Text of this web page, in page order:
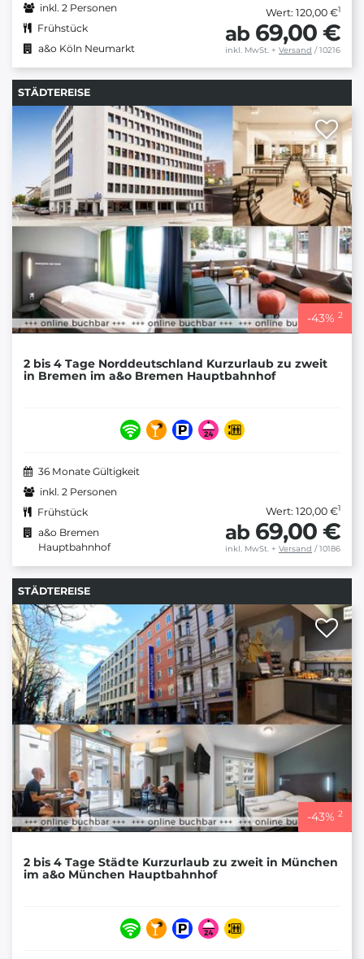
inkl. 2 Personen
Frühstück
a&o Köln Neumarkt
Wert: 120,00 €1
ab 69,00 €
inkl. MwSt. + Versand / 10216
STÄDTEREISE
-43% 2
2 bis 4 Tage Norddeutschland Kurzurlaub zu zweit
in Bremen im a&o Bremen Hauptbahnhof
36 Monate Gültigkeit
inkl. 2 Personen
Frühstück
a&o Bremen
Hauptbahnhof
Wert: 120,00 €1
ab 69,00 €
inkl. MwSt. + Versand / 10186
STÄDTEREISE
-43% 2
2 bis 4 Tage Städte Kurzurlaub zu zweit in München
im a&o München Hauptbahnhof